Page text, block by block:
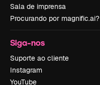
Sala de imprensa
Procurando por magnific.ai?
Siga-nos
Suporte ao cliente
Instagram
YouTube